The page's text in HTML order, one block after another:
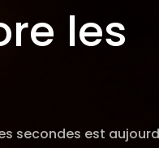
les
secondes est